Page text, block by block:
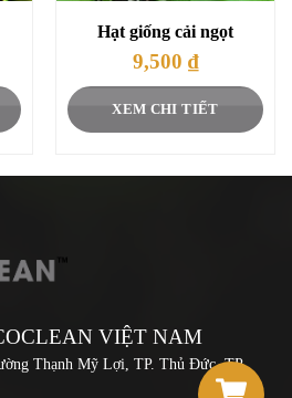
Hạt giống cải ngọt
9,500 ₫
XEM CHI TIẾT
VIỆT NAM
Thạnh Mỹ Lợi, TP. Thủ Đức, TP